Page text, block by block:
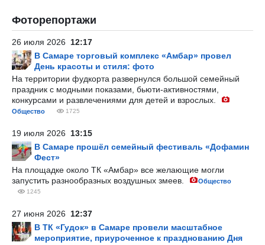
Фоторепортажи
26 июля 2026 12:17
В Самаре торговый комплекс «Амбар» провел
День красоты и стиля: фото
На территории фудкорта развернулся большой семейный
праздник с модными показами, бьюти-активностями,
конкурсами и развлечениями для детей и взрослых.
Общество 1725
19 июля 2026 13:15
В Самаре прошёл семейный фестиваль «Дофамин
Фест»
На площадке около ТК «Амбар» все желающие могли
запустить разнообразных воздушных змеев.
Общество
1245
27 июня 2026 12:37
В ТК «Гудок» в Самаре провели масштабное
мероприятие, приуроченное к празднованию Дня